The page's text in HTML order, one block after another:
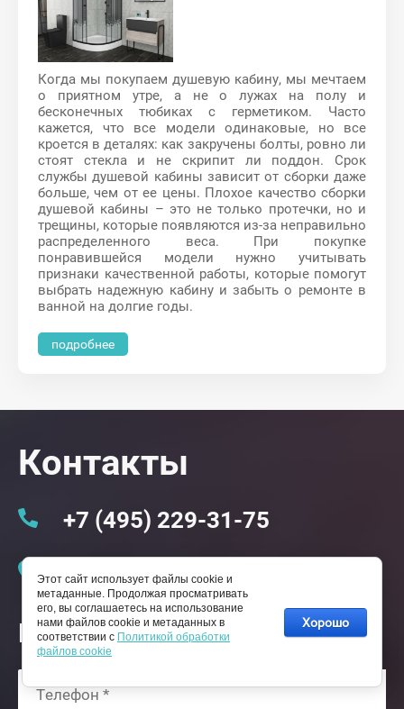
Когда мы покупаем душевую кабину, мы мечтаем
о приятном утре, а не о лужах на полу и
бесконечных тюбиках с герметиком. Часто
кажется, что все модели одинаковые, но все
кроется в деталях: как закручены болты, ровно ли
стоят стекла и не скрипит ли поддон. Срок
службы душевой кабины зависит от сборки даже
больше, чем от ее цены. Плохое качество сборки
душевой кабины – это не только протечки, но и
трещины, которые появляются из-за неправильно
распределенного веса. При покупке
понравившейся модели нужно учитывать
признаки качественной работы, которые помогут
выбрать надежную кабину и забыть о ремонте в
ванной на долгие годы.
подробнее
Получите скидку!
Контакты
+7 (495) 229-31-75
Россия, 125040, г. Москва, Асеева, дом 8
Этот сайт использует файлы cookie и
метаданные. Продолжая просматривать
его, вы соглашаетесь на использование
нами файлов cookie и метаданных в
соответствии с Политикой обработки
файлов cookie
Хорошо